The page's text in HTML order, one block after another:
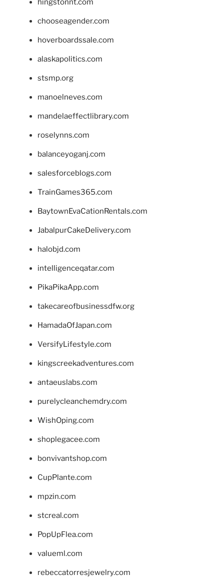
hingstonnt.com
chooseagender.com
hoverboardssale.com
alaskapolitics.com
stsmp.org
manoelneves.com
mandelaeffectlibrary.com
roselynns.com
balanceyoganj.com
salesforceblogs.com
TrainGames365.com
BaytownEvaCationRentals.com
JabalpurCakeDelivery.com
halobjd.com
intelligenceqatar.com
PikaPikaApp.com
takecareofbusinessdfw.org
HamadaOfJapan.com
VersifyLifestyle.com
kingscreekadventures.com
antaeuslabs.com
purelycleanchemdry.com
WishOping.com
shoplegacee.com
bonvivantshop.com
CupPlante.com
mpzin.com
stcreal.com
PopUpFlea.com
valueml.com
rebeccatorresjewelry.com